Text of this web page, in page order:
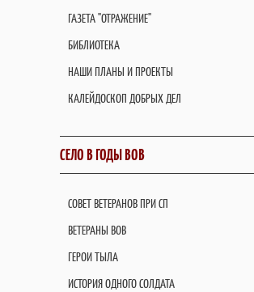
ГАЗЕТА "ОТРАЖЕНИЕ"
БИБЛИОТЕКА
НАШИ ПЛАНЫ И ПРОЕКТЫ
КАЛЕЙДОСКОП ДОБРЫХ ДЕЛ
СЕЛО В ГОДЫ ВОВ
СОВЕТ ВЕТЕРАНОВ ПРИ СП
ВЕТЕРАНЫ ВОВ
ГЕРОИ ТЫЛА
ИСТОРИЯ ОДНОГО СОЛДАТА